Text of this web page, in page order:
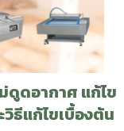
ดอากาศ แก้ไข
ธีแก้ไขเบื้องต้น